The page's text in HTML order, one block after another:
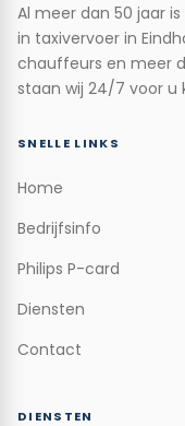
Al meer dan 50 jaar
in taxivervoer in
chauffeurs en meer
staan wij 24/7 voor u
SNELLE LINKS
Home
Bedrijfsinfo
Philips P-card
Diensten
Contact
DIENSTEN